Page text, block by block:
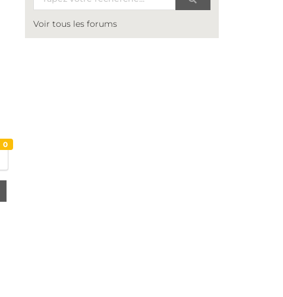
0
Voir tous les forums